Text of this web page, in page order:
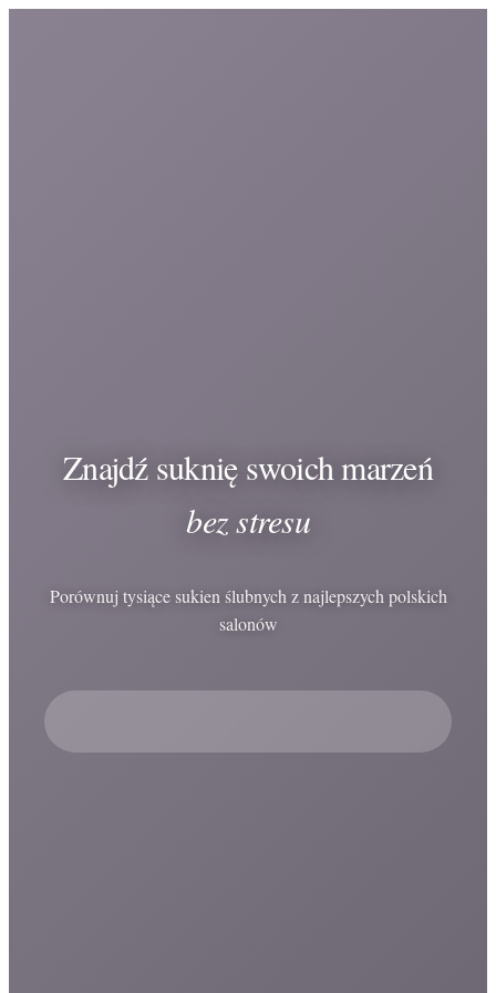
Znajdź suknię swoich marzeń
bez stresu
Porównuj tysiące sukien ślubnych z najlepszych polskich
salonów